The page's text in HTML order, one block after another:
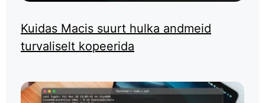
Kuidas Macis suurt hulka andmeid
turvaliselt kopeerida